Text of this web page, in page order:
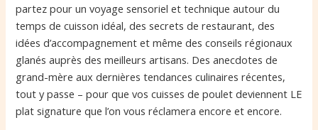
partez pour un voyage sensoriel et technique autour du
temps de cuisson idéal, des secrets de restaurant, des
idées d’accompagnement et même des conseils régionaux
glanés auprès des meilleurs artisans. Des anecdotes de
grand-mère aux dernières tendances culinaires récentes,
tout y passe – pour que vos cuisses de poulet deviennent LE
plat signature que l’on vous réclamera encore et encore.